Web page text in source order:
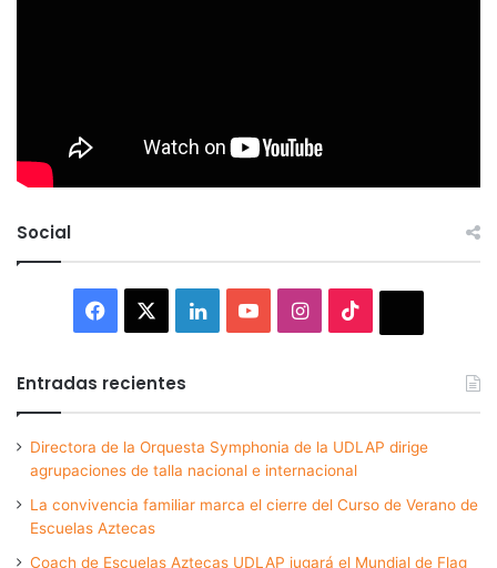
Social
Facebook LinkedInYouTubeInstagram
Entradas recientes
Directora de la Orquesta Symphonia de la UDLAP dirige
agrupaciones de talla nacional e internacional
La convivencia familiar marca el cierre del Curso de Verano de
Escuelas Aztecas
Coach de Escuelas Aztecas UDLAP jugará el Mundial de Flag